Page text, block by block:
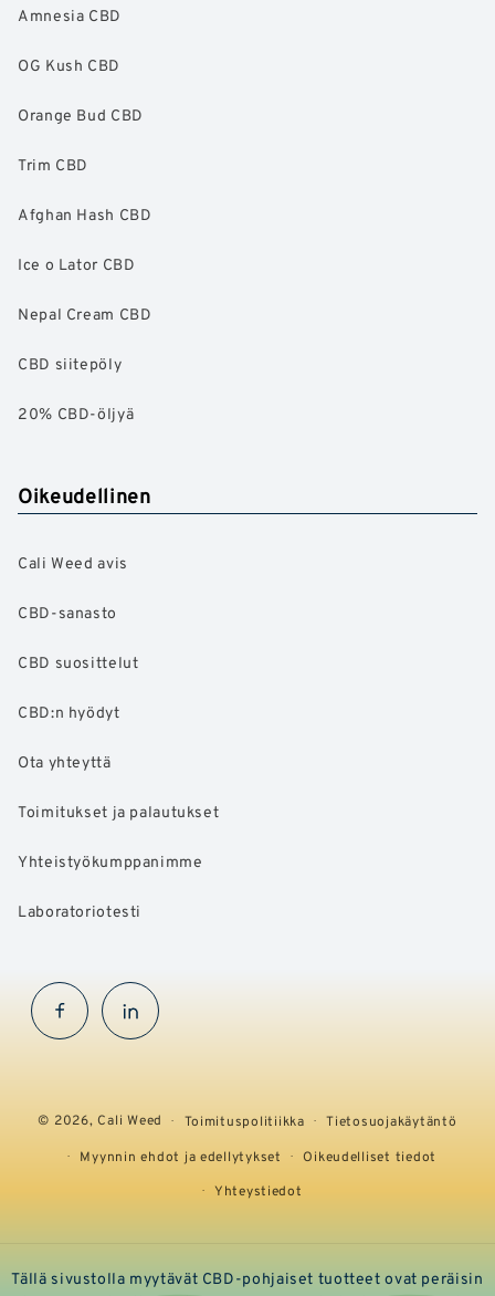
Amnesia CBD
OG Kush CBD
Orange Bud CBD
Trim CBD
Afghan Hash CBD
Ice o Lator CBD
Nepal Cream CBD
CBD siitepöly
20% CBD-öljyä
Oikeudellinen
Cali Weed avis
CBD-sanasto
CBD suosittelut
CBD:n hyödyt
Ota yhteyttä
Toimitukset ja palautukset
Yhteistyökumppanimme
Laboratoriotesti
FacebookInstaGram
© 2026,Cali Weed Toimituspolitiikka
Tietosuojakäytäntö
Myynnin ehdot ja edellytykset
Oikeudelliset tiedot
Yhteystiedot
Tällä sivustolla myytävät CBD-pohjaiset tuotteet ovat peräisin